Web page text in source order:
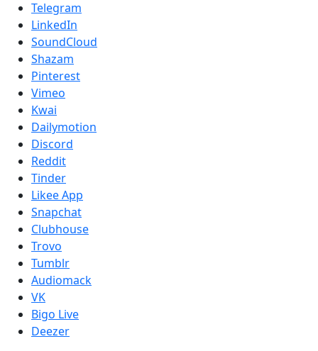
Telegram
LinkedIn
SoundCloud
Shazam
Pinterest
Vimeo
Kwai
Dailymotion
Discord
Reddit
Tinder
Likee App
Snapchat
Clubhouse
Trovo
Tumblr
Audiomack
VK
Bigo Live
Deezer